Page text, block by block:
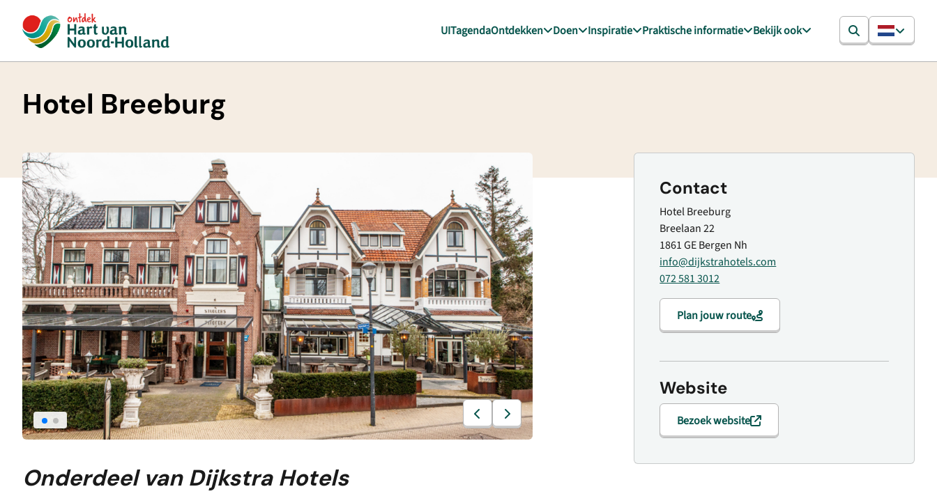
UITagendaOntdekken Doen Inspiratie Praktische informatie Bekijk ook
Hotel Breeburg
Onderdeel van Dijkstra Hotels
Contact
Hotel Breeburg
Breelaan 22
1861 GE Bergen Nh
info@dijkstrahotels.com
072 581 3012
Plan jouw route
Website
Bezoek website